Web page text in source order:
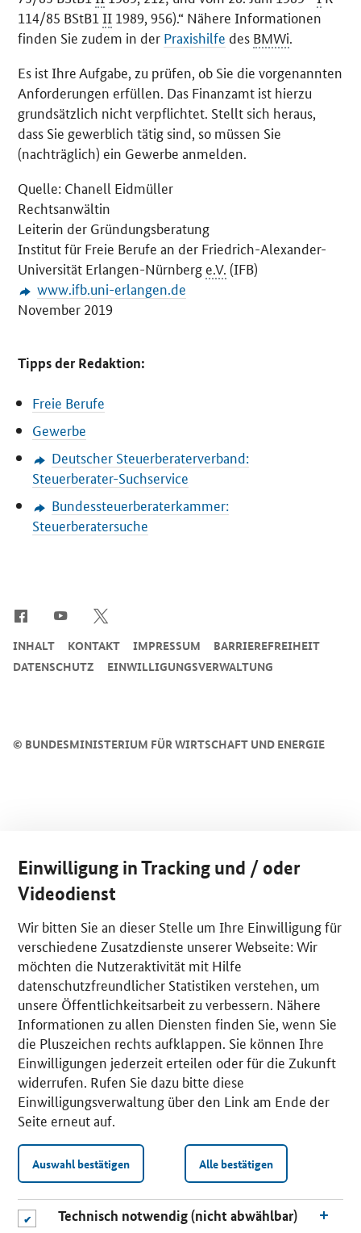
114/85 BStB1II 1989, 956).“ Nähere Informationen
finden Sie zudem in der Praxishilfe des BMWi.
Es ist Ihre Aufgabe, zu prüfen, ob Sie die vorgenannten
Anforderungen erfüllen. Das Finanzamt ist hierzu
grundsätzlich nicht verpflichtet. Stellt sich heraus,
dass Sie gewerblich tätig sind, so müssen Sie
(nachträglich) ein Gewerbe anmelden.
Quelle: Chanell Eidmüller
Rechtsanwältin
Leiterin der Gründungsberatung
Institut für Freie Berufe an der Friedrich-Alexander-
Universität Erlangen-Nürnberg e.V. (IFB)
www.ifb.uni-erlangen.de
November 2019
Tipps der Redaktion:
Freie Berufe
Gewerbe
Deutscher Steuerberaterverband:
Steuerberater-Suchservice
Bundessteuerberaterkammer:
Steuerberatersuche
© BUNDESMINISTERIUM FÜR WIRTSCHAFT UND ENERGIE
INHALT KONTAKT IMPRESSUM
BARRIEREFREIHEIT
DATENSCHUTZ
EINWILLIGUNGSVERWALTUNG
Einwilligung in Tracking und / oder
Videodienst
Wir bitten Sie an dieser Stelle um Ihre Einwilligung für
verschiedene Zusatzdienste unserer Webseite: Wir
möchten die Nutzeraktivität mit Hilfe
datenschutzfreundlicher Statistiken verstehen, um
unsere Öffentlichkeitsarbeit zu verbessern. Nähere
Informationen zu allen Diensten finden Sie, wenn Sie
die Pluszeichen rechts aufklappen. Sie können Ihre
Einwilligungen jederzeit erteilen oder für die Zukunft
widerrufen. Rufen Sie dazu bitte diese
Einwilligungsverwaltung über den Link am Ende der
Seite erneut auf.
Auswahl bestätigen Alle bestätigen
Technisch notwendig (nicht abwählbar)